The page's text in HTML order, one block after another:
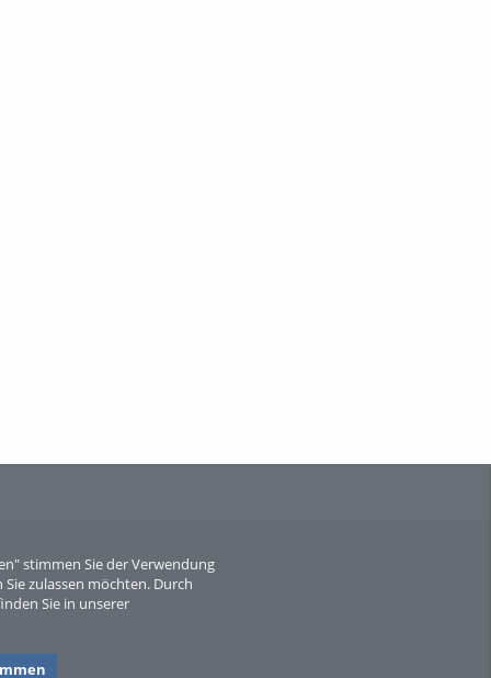
stimmen Sie der Verwendung
zulassen möchten. Durch
Sie in unserer